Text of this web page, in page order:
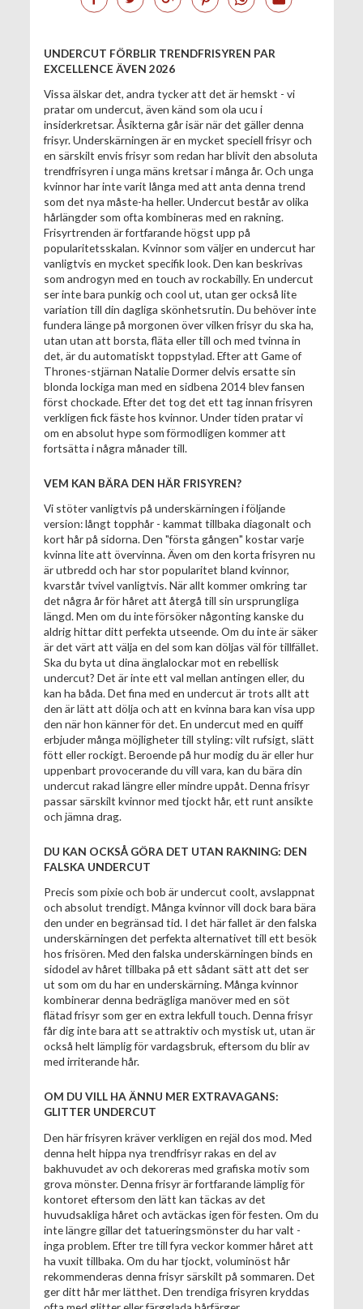
UNDERCUT FÖRBLIR TRENDFRISYREN PAR
EXCELLENCE ÄVEN 2026
Vissa älskar det, andra tycker att det är hemskt - vi
pratar om undercut, även känd som ola ucu i
insiderkretsar. Åsikterna går isär när det gäller denna
frisyr. Underskärningen är en mycket speciell frisyr och
en särskilt envis frisyr som redan har blivit den absoluta
trendfrisyren i unga mäns kretsar i många år. Och unga
kvinnor har inte varit långa med att anta denna trend
som det nya måste-ha heller. Undercut består av olika
hårlängder som ofta kombineras med en rakning.
Frisyrtrenden är fortfarande högst upp på
popularitetsskalan. Kvinnor som väljer en undercut har
vanligtvis en mycket specifik look. Den kan beskrivas
som androgyn med en touch av rockabilly. En undercut
ser inte bara punkig och cool ut, utan ger också lite
variation till din dagliga skönhetsrutin. Du behöver inte
fundera länge på morgonen över vilken frisyr du ska ha,
utan utan att borsta, fläta eller till och med tvinna in
det, är du automatiskt toppstylad. Efter att Game of
Thrones-stjärnan Natalie Dormer delvis ersatte sin
blonda lockiga man med en sidbena 2014 blev fansen
först chockade. Efter det tog det ett tag innan frisyren
verkligen fick fäste hos kvinnor. Under tiden pratar vi
om en absolut hype som förmodligen kommer att
fortsätta i några månader till.
VEM KAN BÄRA DEN HÄR FRISYREN?
Vi stöter vanligtvis på underskärningen i följande
version: långt topphår - kammat tillbaka diagonalt och
kort hår på sidorna. Den "första gången" kostar varje
kvinna lite att övervinna. Även om den korta frisyren nu
är utbredd och har stor popularitet bland kvinnor,
kvarstår tvivel vanligtvis. När allt kommer omkring tar
det några år för håret att återgå till sin ursprungliga
längd. Men om du inte försöker någonting kanske du
aldrig hittar ditt perfekta utseende. Om du inte är säker
är det värt att välja en del som kan döljas väl för tillfället.
Ska du byta ut dina änglalockar mot en rebellisk
undercut? Det är inte ett val mellan antingen eller, du
kan ha båda. Det fina med en undercut är trots allt att
den är lätt att dölja och att en kvinna bara kan visa upp
den när hon känner för det. En undercut med en quiff
erbjuder många möjligheter till styling: vilt rufsigt, slätt
fött eller rockigt. Beroende på hur modig du är eller hur
uppenbart provocerande du vill vara, kan du bära din
undercut rakad längre eller mindre uppåt. Denna frisyr
passar särskilt kvinnor med tjockt hår, ett runt ansikte
och jämna drag.
DU KAN OCKSÅ GÖRA DET UTAN RAKNING: DEN
FALSKA UNDERCUT
Precis som pixie och bob är undercut coolt, avslappnat
och absolut trendigt. Många kvinnor vill dock bara bära
den under en begränsad tid. I det här fallet är den falska
underskärningen det perfekta alternativet till ett besök
hos frisören. Med den falska underskärningen binds en
sidodel av håret tillbaka på ett sådant sätt att det ser
ut som om du har en underskärning. Många kvinnor
kombinerar denna bedrägliga manöver med en söt
flätad frisyr som ger en extra lekfull touch. Denna frisyr
får dig inte bara att se attraktiv och mystisk ut, utan är
också helt lämplig för vardagsbruk, eftersom du blir av
med irriterande hår.
OM DU VILL HA ÄNNU MER EXTRAVAGANS:
GLITTER UNDERCUT
Den här frisyren kräver verkligen en rejäl dos mod. Med
denna helt hippa nya trendfrisyr rakas en del av
bakhuvudet av och dekoreras med grafiska motiv som
grova mönster. Denna frisyr är fortfarande lämplig för
kontoret eftersom den lätt kan täckas av det
huvudsakliga håret och avtäckas igen för festen. Om du
inte längre gillar det tatueringsmönster du har valt -
inga problem. Efter tre till fyra veckor kommer håret att
ha vuxit tillbaka. Om du har tjockt, voluminöst hår
rekommenderas denna frisyr särskilt på sommaren. Det
ger ditt hår mer lätthet. Den trendiga frisyren kryddas